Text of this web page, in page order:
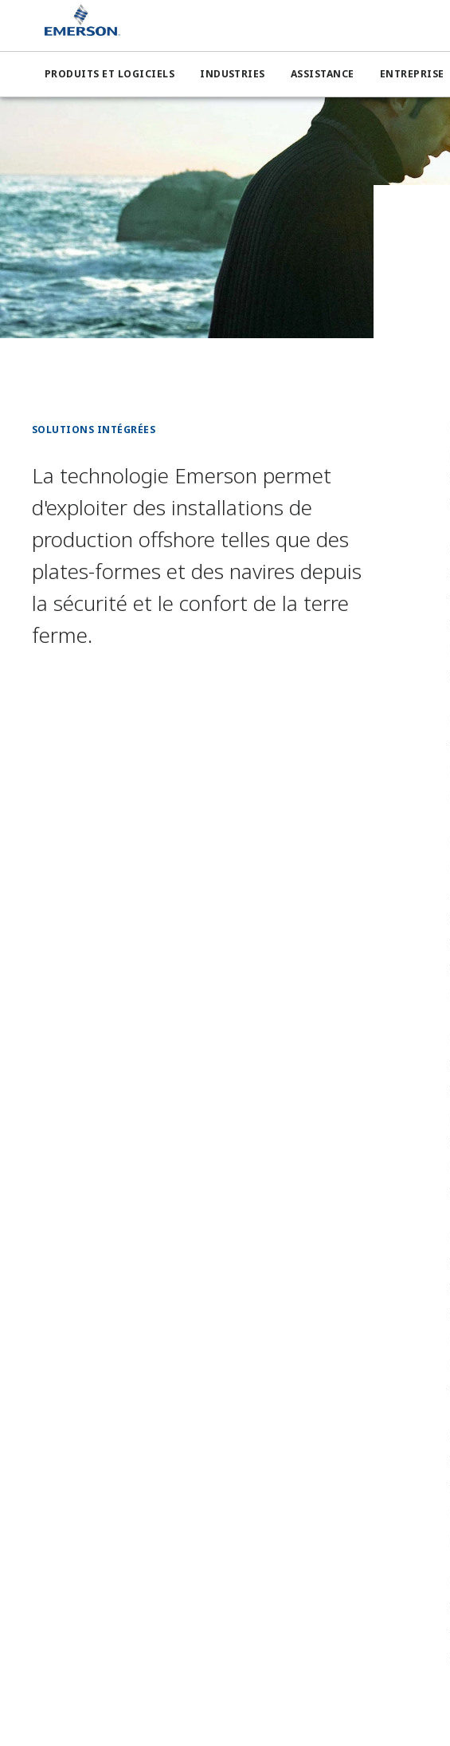
PRODUITS ET LOGICIELS INDUSTRIES ASSISTANCE ENTREPRISE
SOLUTIONS INTÉGRÉES
La technologie Emerson permet
d'exploiter des installations de
production offshore telles que des
plates-formes et des navires depuis
la sécurité et le confort de la terre
ferme.